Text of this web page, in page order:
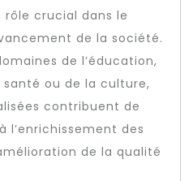
crucial dans le
de la société.
de l’éducation,
ou de la culture,
contribuent de
l’enrichissement des
de la qualité